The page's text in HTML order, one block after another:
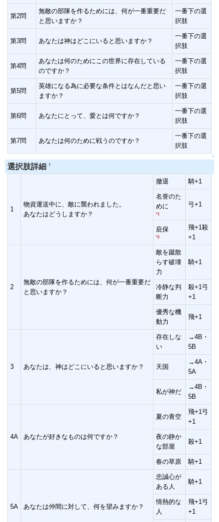
第2問
無敵の部隊を作るためには、何が一番重要だ
と思いますか？
一番下の選
択肢
第3問 あなたは神はどこにいると思いますか？
一番下の選
択肢
第4問
あなたは何のためにこの世界に存在している
のですか？
一番下の選
択肢
第5問
英雄になる為に必要な条件とはなんだと思い
ますか？
一番下の選
択肢
第6問 あなたにとって、愛とは何ですか？
一番下の選
択肢
第7問 あなたは何のために戦うのですか？
一番下の選
択肢
↑
選択肢詳細 †
1
物資運送中に、敵に襲われました。
あなたはどうしますか？
撤退 騎+1
名誉のた
めに
*1
弓+1
庇保
*2
飛+1殺
+1
2
無敵の部隊を作るためには、何が一番重要だ
と思いますか？
敵を蹴散
らす破壊
力
騎+1
冷静な判
断力
殺+1弓
+1
優秀な機
動力
飛+1
3 あなたは、神はどこにいると思いますか？
存在しな
い
→4B・
5B
天国
→4A・
5A
私が神だ
→4B・
5B
4A あなたが好きなものは何ですか？
夏の青空
飛+1弓
+1
夜の静か
な部屋
殺+1
春の草原 騎+1
5A あなたは仲間に対して、何を望みますか？
忠誠心が
ある人
騎+1
情熱的な
人
飛+1弓
+1